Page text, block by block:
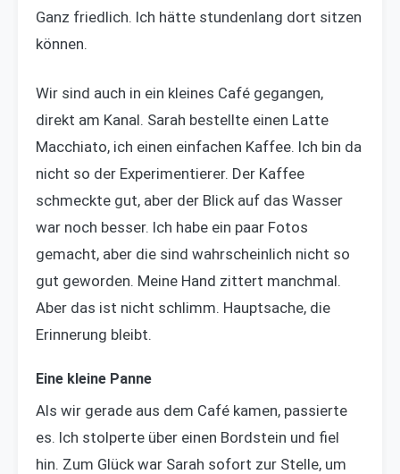
Ganz friedlich. Ich hätte stundenlang dort sitzen
können.
Wir sind auch in ein kleines Café gegangen,
direkt am Kanal. Sarah bestellte einen Latte
Macchiato, ich einen einfachen Kaffee. Ich bin da
nicht so der Experimentierer. Der Kaffee
schmeckte gut, aber der Blick auf das Wasser
war noch besser. Ich habe ein paar Fotos
gemacht, aber die sind wahrscheinlich nicht so
gut geworden. Meine Hand zittert manchmal.
Aber das ist nicht schlimm. Hauptsache, die
Erinnerung bleibt.
Eine kleine Panne
Als wir gerade aus dem Café kamen, passierte
es. Ich stolperte über einen Bordstein und fiel
hin. Zum Glück war Sarah sofort zur Stelle, um